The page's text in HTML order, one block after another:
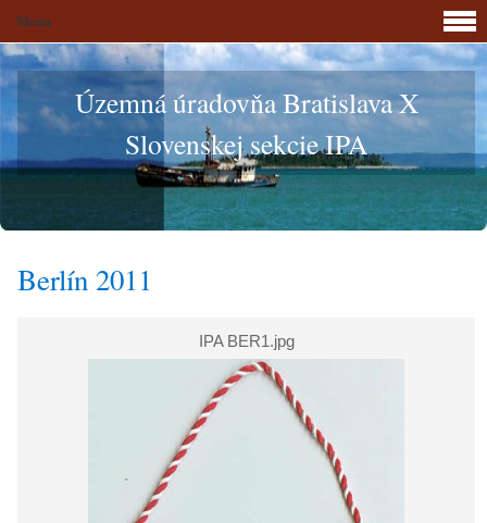
Územná úradovňa Bratislava X
Slovenskej sekcie IPA
Berlín 2011
IPA BER1.jpg
Menu